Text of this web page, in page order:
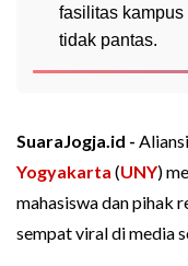
fasilitas
tidak pantas.
SuaraJogja.id -
Yogyakarta (UNY)
mahasiswa dan pihak
sempat viral di media